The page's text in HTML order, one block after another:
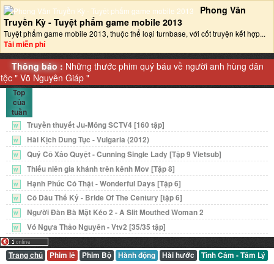
Phong Vân
Truyền Kỳ - Tuyệt phẩm game mobile 2013‎
Tuyệt phẩm game mobile 2013, thuộc thể loại turnbase, với cốt truyện kết hợp...
Tải miễn phí
Thông báo : Những thước phim quý báu về người anh hùng dân
tộc "Võ Nguyên Giáp "
Top
của
tuần
W Truyền thuyết Ju-Mông SCTV4 [160 tập]
W Hài Kịch Dung Tục - Vulgaria (2012)
W Quý Cô Xảo Quyệt - Cunning Single Lady [Tập 9 Vietsub]
W Thiếu niên gia khánh trên kênh Mov [Tập 8]
W Hạnh Phúc Có Thật - Wonderful Days [Tập 6]
W Cô Dâu Thế Kỷ - Bride Of The Century [tập 6]
W Người Đàn Bà Mặt Kéo 2 - A Slit Mouthed Woman 2
W Vó Ngựa Thảo Nguyên - Vtv2 [35/35 tập]
Trang chủ Phim lẻ Phim Bộ Hành động Hài hước
Tình Cảm - Tâm Lý